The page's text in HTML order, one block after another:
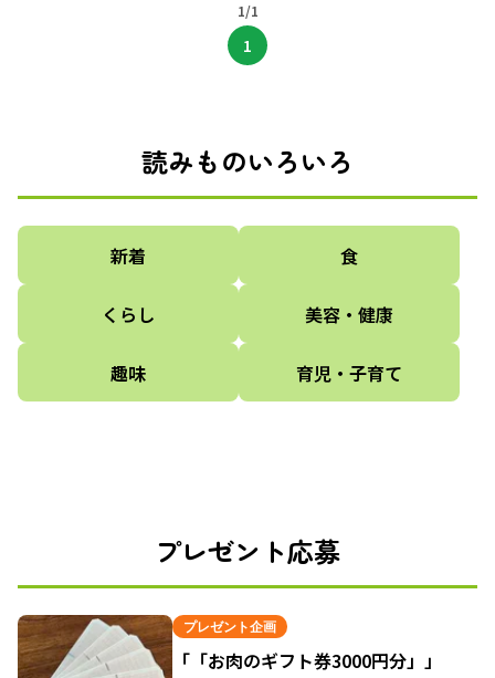
1/1
1
読みものいろいろ
新着 食
くらし 美容・健康
趣味 育児・子育て
プレゼント応募
プレゼント企画
「「お肉のギフト券3000円分」」